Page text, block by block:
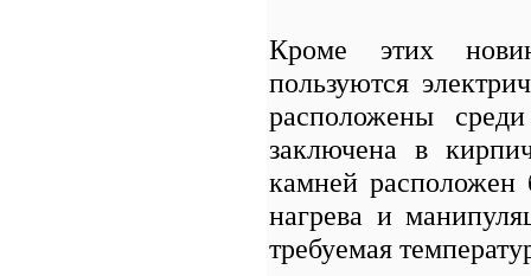
Кроме этих
пользуются
расположены
заключена в
камней расположен
нагрева и
требуемая